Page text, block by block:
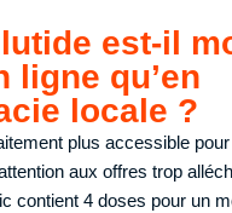
est-il
ligne qu’en
locale ?
plus accessible
aux offres trop
contient 4 doses pour un